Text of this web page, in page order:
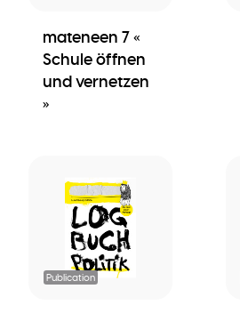
mateneen 7 «
Schule öffnen
und vernetzen
»
Publication